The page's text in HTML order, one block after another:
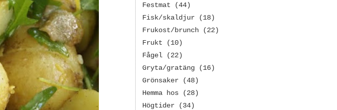
Festmat (44)
Fisk/skaldjur(18)
Frukost/brunch(22)
Frukt (10)
Fågel(22)
Gryta/gratäng(16)
Grönsaker(48)
Hemma hos(28)
Högtider(34)